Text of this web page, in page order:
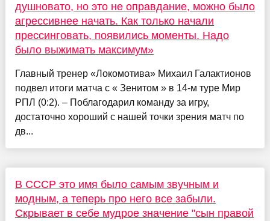
душновато, но это не оправдание, можно было
агрессивнее начать. Как только начали
прессинговать, появились моменты. Надо
было выжимать максимум»
Главный тренер «Локомотива» Михаил Галактионов
подвел итоги матча с « Зенитом » в 14-м туре Мир
РПЛ (0:2). – Поблагодарил команду за игру,
достаточно хороший с нашей точки зрения матч по
дв...
В СССР это имя было самым звучным и
модным, а теперь про него все забыли.
Скрывает в себе мудрое значение "сын правой